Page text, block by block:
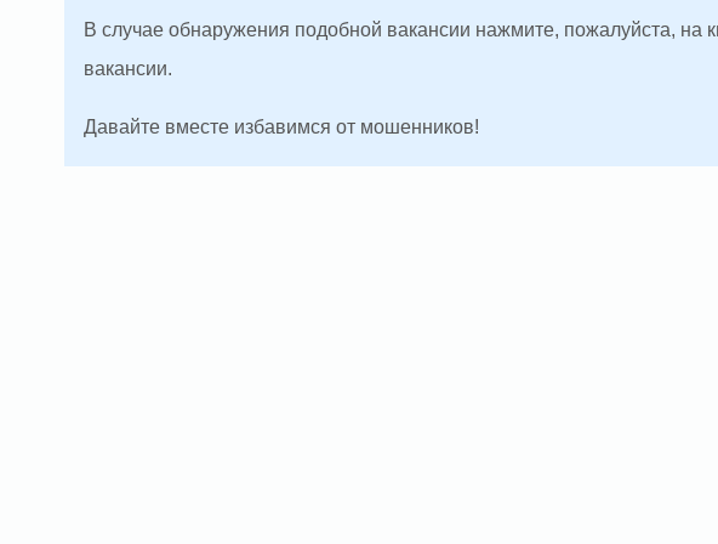
В случае обнаружения подобной вакансии нажмите, пожалуйста, на
вакансии.
Давайте вместе избавимся от мошенников!